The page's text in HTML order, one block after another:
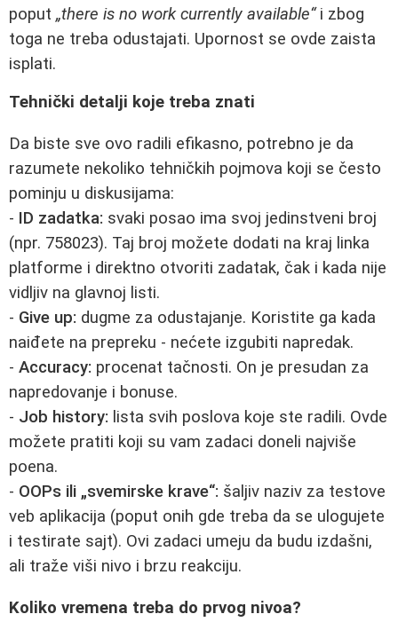
poput „there is no work currently available“i zbog
toga ne treba odustajati. Upornost se ovde zaista
isplati.
Tehnički detalji koje treba znati
Da biste sve ovo radili efikasno, potrebno je da
razumete nekoliko tehničkih pojmova koji se često
pominju u diskusijama:
- ID zadatka: svaki posao ima svoj jedinstveni broj
(npr. 758023). Taj broj možete dodati na kraj linka
platforme i direktno otvoriti zadatak, čak i kada nije
vidljiv na glavnoj listi.
- Give up: dugme za odustajanje. Koristite ga kada
naiđete na prepreku - nećete izgubiti napredak.
- Accuracy: procenat tačnosti. On je presudan za
napredovanje i bonuse.
- Job history: lista svih poslova koje ste radili. Ovde
možete pratiti koji su vam zadaci doneli najviše
poena.
- OOPs ili „svemirske krave“: šaljiv naziv za testove
veb aplikacija (poput onih gde treba da se ulogujete
i testirate sajt). Ovi zadaci umeju da budu izdašni,
ali traže viši nivo i brzu reakciju.
Koliko vremena treba do prvog nivoa?